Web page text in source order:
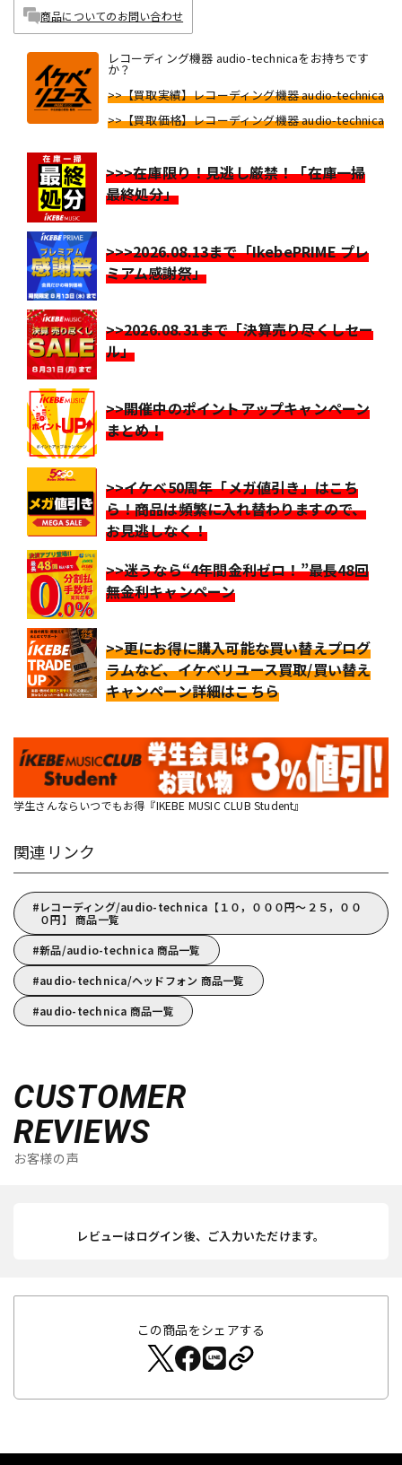
商品についてのお問い合わせ
レコーディング機器 audio-technicaをお持ちです
か？
>>【買取実績】レコーディング機器 audio-technica
>>【買取価格】レコーディング機器 audio-technica
>>>在庫限り！見逃し厳禁！「在庫一掃
最終処分」
>>>2026.08.13まで「IkebePRIME プレ
ミアム感謝祭」
>>2026.08.31まで「決算売り尽くしセー
ル」
>>開催中のポイントアップキャンペーン
まとめ！
>>イケベ50周年「メガ値引き」はこち
ら！商品は頻繁に入れ替わりますので、
お見逃しなく！
>>迷うなら“4年間金利ゼロ！”最長48回
無金利キャンペーン
>>更にお得に購入可能な買い替えプログ
ラムなど、イケベリユース買取/買い替え
キャンペーン詳細はこちら
学生さんならいつでもお得『IKEBE MUSIC CLUB Student』
関連リンク
レコーディング/audio-technica【１０，０００円～２５，００
０円】 商品一覧
新品/audio-technica 商品一覧
audio-technica/ヘッドフォン 商品一覧
audio-technica 商品一覧
CUSTOMER
REVIEWS
お客様の声
レビューはログイン後、ご入力いただけます。
この商品をシェアする